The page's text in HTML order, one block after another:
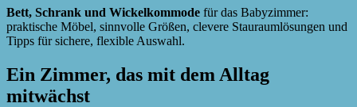
Bett, Schrank und Wickelkommode für das Babyzimmer:
praktische Möbel, sinnvolle Größen, clevere Stauraumlösungen und
Tipps für sichere, flexible Auswahl.
Ein Zimmer, das mit dem Alltag
mitwächst